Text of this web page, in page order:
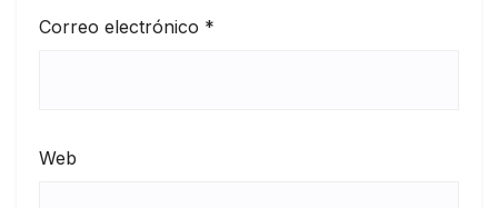
Correo electrónico *
Web